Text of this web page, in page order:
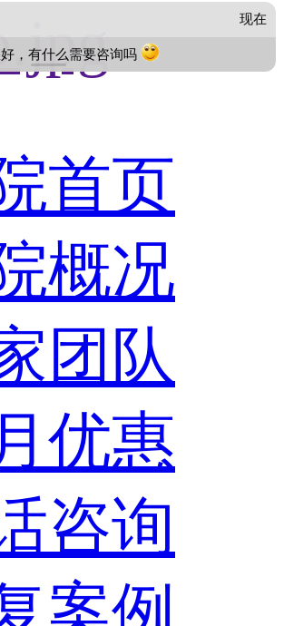
首页
概况
团队
优惠
咨询
案例
现在
，有什么需要咨询吗